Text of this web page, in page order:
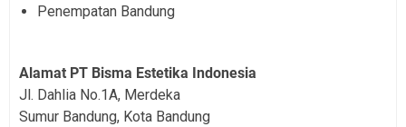
Penempatan Bandung
Alamat PT Bisma Estetika Indonesia
Jl. Dahlia No.1A, Merdeka
Sumur Bandung, Kota Bandung